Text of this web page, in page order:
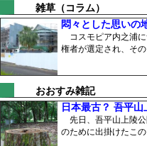
雑草（コラム）
悶々とした思いの
コスモピア内之浦
権者が選定され、そ
おおすみ雑記
日本最古？ 吾平
先日、吾平山上陵
のために出掛けたこ